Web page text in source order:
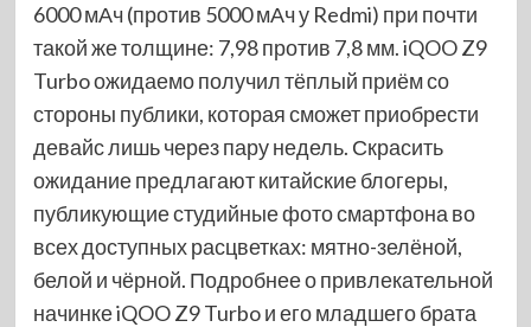
6000 мАч (против 5000 мАч у Redmi) при почти
такой же толщине: 7,98 против 7,8 мм. iQOO Z9
Turbo ожидаемо получил тёплый приём со
стороны публики, которая сможет приобрести
девайс лишь через пару недель. Скрасить
ожидание предлагают китайские блогеры,
публикующие студийные фото смартфона во
всех доступных расцветках: мятно-зелёной,
белой и чёрной. Подробнее о привлекательной
начинке iQOO Z9 Turbo и его младшего брата